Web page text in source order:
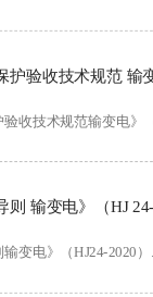
护验收技术规范 输
验收技术规范输变电》
则 输变电》（HJ 24-
输变电》（HJ24-2020